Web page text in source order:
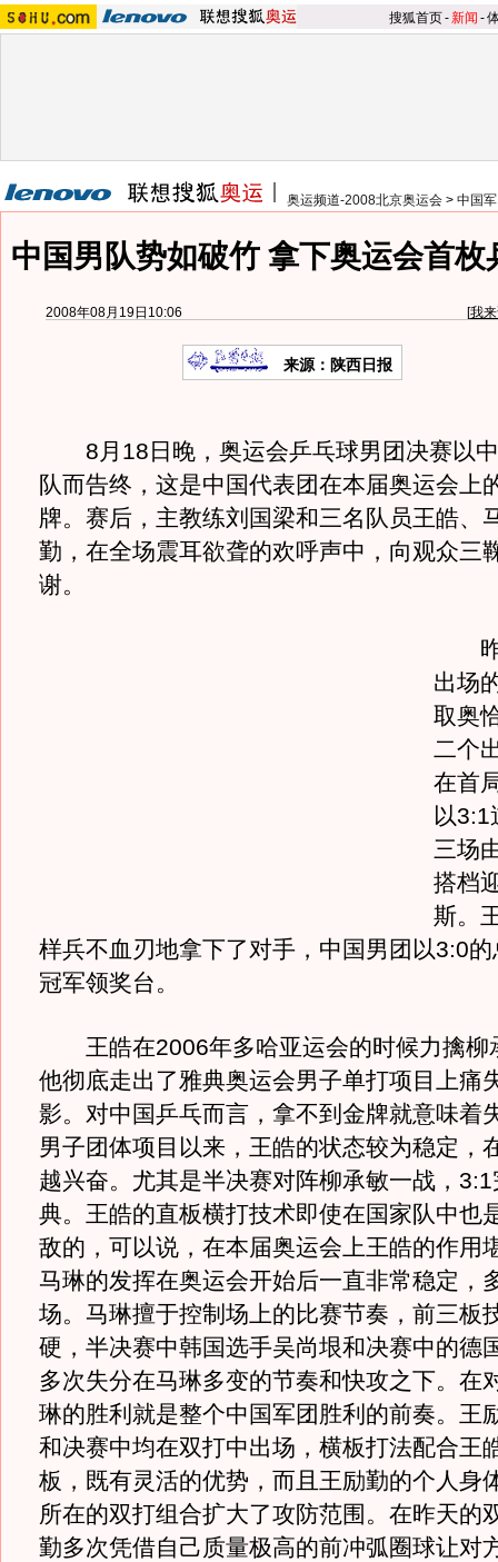
搜狐首页-新闻 -
奥运频道-2008北京奥运会 > 中国
中国男队势如破竹 拿下奥运会首枚
2008年08月19日10:06 [我
来源：陕西日报
8月18日晚，奥运会乒乓球男团决赛以中
队而告终，这是中国代表团在本届奥运会上
牌。赛后，主教练刘国梁和三名队员王皓、
勤，在全场震耳欲聋的欢呼声中，向观众三
谢。
昨
出场
取奥
二个
在首
以3:1
三场
搭档
斯。
样兵不血刃地拿下了对手，中国男团以3:0
冠军领奖台。
王皓在2006年多哈亚运会的时候力擒柳
他彻底走出了雅典奥运会男子单打项目上痛
影。对中国乒乓而言，拿不到金牌就意味着
男子团体项目以来，王皓的状态较为稳定，
越兴奋。尤其是半决赛对阵柳承敏一战，
典。王皓的直板横打技术即使在国家队中也
敌的，可以说，在本届奥运会上王皓的作用
马琳的发挥在奥运会开始后一直非常稳定，
场。马琳擅于控制场上的比赛节奏，前三板
硬，半决赛中韩国选手吴尚垠和决赛中的德
多次失分在马琳多变的节奏和快攻之下。在
琳的胜利就是整个中国军团胜利的前奏。王
和决赛中均在双打中出场，横板打法配合王
板，既有灵活的优势，而且王励勤的个人身
所在的双打组合扩大了攻防范围。在昨天的
勤多次凭借自己质量极高的前冲弧圈球让对